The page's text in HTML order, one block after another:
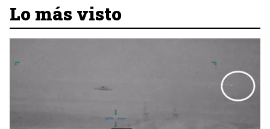
Lo más visto